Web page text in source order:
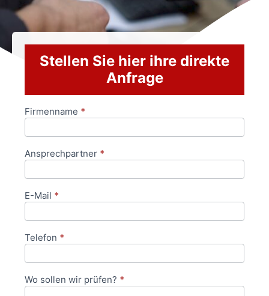
Stellen Sie hier ihre direkte
Anfrage
Anfrageformular
Firmenname *
Ansprechpartner *
E-Mail *
Telefon *
Wo sollen wir prüfen? *